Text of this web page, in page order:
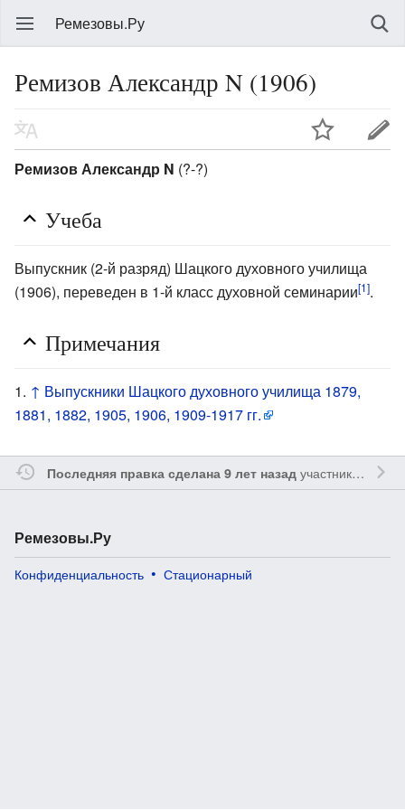
Ремезовы.Ру
Ремизов Александр N (1906)
Ремизов Александр N (?-?)
Учеба
Выпускник (2-й разряд) Шацкого духовного училища
(1906), переведен в 1-й класс духовной семинарии[1].
Примечания
↑ Выпускники Шацкого духовного училища 1879,
1881, 1882, 1905, 1906, 1909-1917 гг.
Последняя правка сделана 9 лет назадучастником
Ремезовы.Ру
Конфиденциальность Стационарный